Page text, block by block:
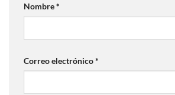
Nombre*
Correo electrónico*